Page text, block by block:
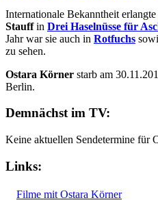
Internationale Bekanntheit
Stauffin Drei Haselnüsse für
Jahr war sie auch in Rotfuchs
zu sehen.
Ostara Körner starb am
Berlin.
Demnächst im TV:
Keine aktuellen Sendetermine für
Links:
Filme mit Ostara Körner